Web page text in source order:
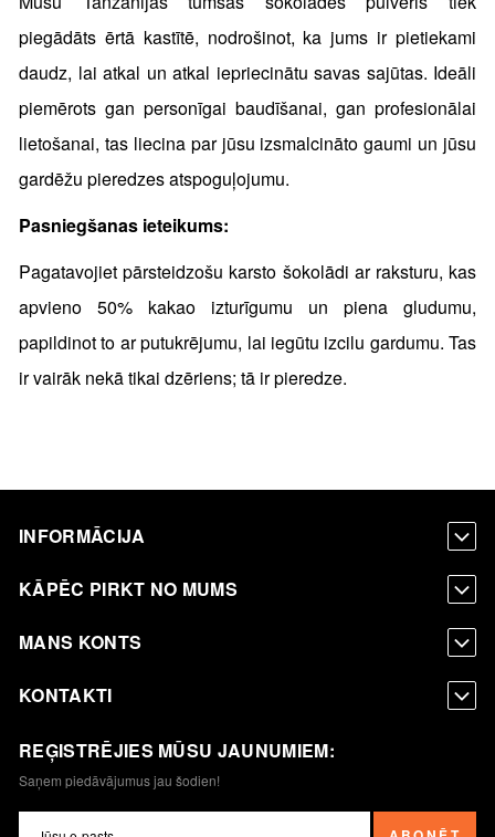
piegādāts ērtā kastītē, nodrošinot, ka jums ir pietiekami
daudz, lai atkal un atkal iepriecinātu savas sajūtas. Ideāli
piemērots gan personīgai baudīšanai, gan profesionālai
lietošanai, tas liecina par jūsu izsmalcināto gaumi un jūsu
gardēžu pieredzes atspoguļojumu.
Pasniegšanas ieteikums:
Pagatavojiet pārsteidzošu karsto šokolādi ar raksturu, kas
apvieno 50% kakao izturīgumu un piena gludumu,
papildinot to ar putukrējumu, lai iegūtu izcilu gardumu. Tas
ir vairāk nekā tikai dzēriens; tā ir pieredze.
INFORMĀCIJA
KĀPĒC PIRKT NO MUMS
MANS KONTS
KONTAKTI
REĢISTRĒJIES MŪSU JAUNUMIEM:
Saņem piedāvājumus jau šodien!